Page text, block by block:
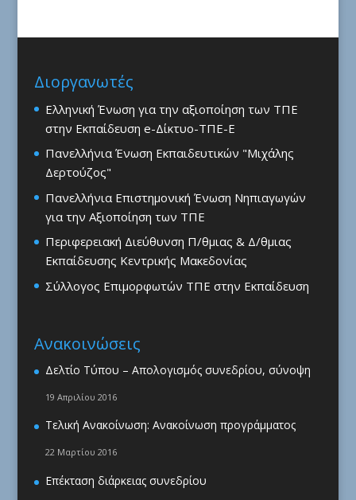
Διοργανωτές
Ελληνική Ένωση για την αξιοποίηση των ΤΠΕ
στην Εκπαίδευση e-Δίκτυο-ΤΠΕ-Ε
Πανελλήνια Ένωση Εκπαιδευτικών "Μιχάλης
Δερτούζος"
Πανελλήνια Επιστημονική Ένωση Νηπιαγωγών
για την Αξιοποίηση των ΤΠΕ
Περιφερειακή Διεύθυνση Π/θμιας & Δ/θμιας
Εκπαίδευσης Κεντρικής Μακεδονίας
Σύλλογος Επιμορφωτών ΤΠΕ στην Εκπαίδευση
Ανακοινώσεις
Δελτίο Τύπου – Απολογισμός συνεδρίου, σύνοψη
19 Απριλίου 2016
Τελική Ανακοίνωση: Ανακοίνωση προγράμματος
22 Μαρτίου 2016
Επέκταση διάρκειας συνεδρίου